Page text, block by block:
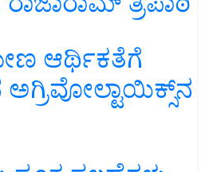
ಆರ್ಥಿಕತೆಗೆ
ಅಗ್ರಿವೋಲ್ಟಾಯಿಕ್ಸ್‌ನ
ಸಲಹೆಗಳು